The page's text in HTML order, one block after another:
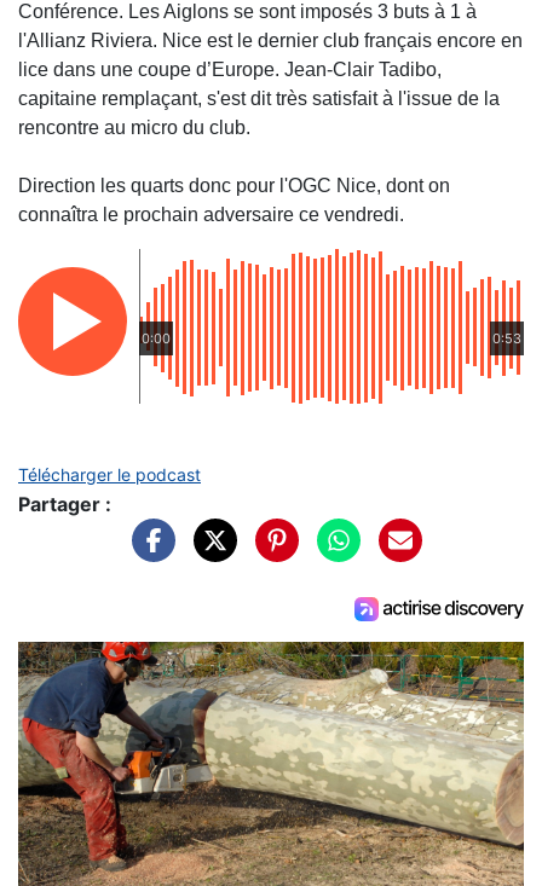
Conférence. Les Aiglons se sont imposés 3 buts à 1 à
l'Allianz Riviera. Nice est le dernier club français encore en
lice dans une coupe d’Europe. Jean-Clair Tadibo,
capitaine remplaçant, s'est dit très satisfait à l'issue de la
rencontre au micro du club.
Direction les quarts donc pour l'OGC Nice, dont on
connaîtra le prochain adversaire ce vendredi.
0:00 0:53
Télécharger le podcast
Partager :